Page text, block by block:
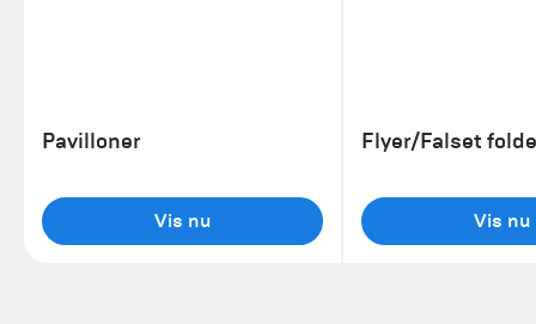
Pavilloner
Vis nu
Flyer/Falset
Vis nu